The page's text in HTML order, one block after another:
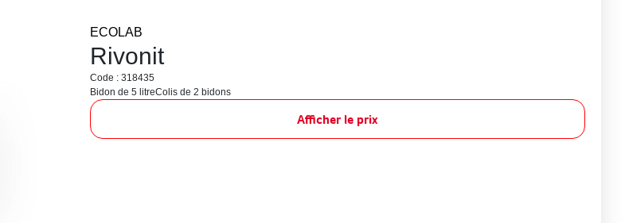
ECOLAB
Rivonit
Code : 318435
Bidon de 5 litreColis de 2 bidons
Afficher le prix